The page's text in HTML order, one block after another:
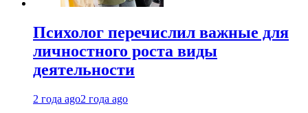
Психолог перечислил важные для
личностного роста виды
деятельности
2 года ago2 года ago